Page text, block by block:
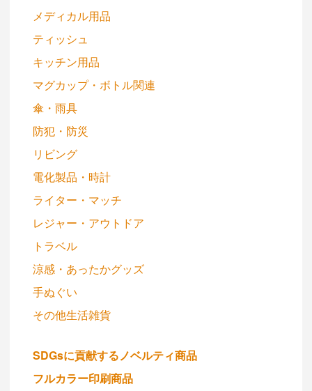
メディカル用品
ティッシュ
キッチン用品
マグカップ・ボトル関連
傘・雨具
防犯・防災
リビング
電化製品・時計
ライター・マッチ
レジャー・アウトドア
トラベル
涼感・あったかグッズ
手ぬぐい
その他生活雑貨
SDGsに貢献するノベルティ商品
フルカラー印刷商品